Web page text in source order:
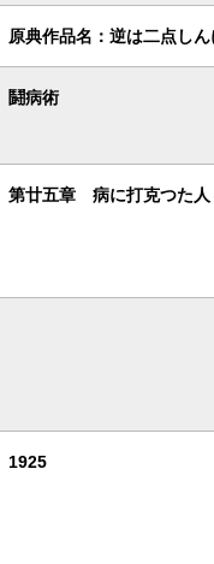
原典作品名：逆は二点しん
鬪病術
第廿五章 病に打克つた人
1925